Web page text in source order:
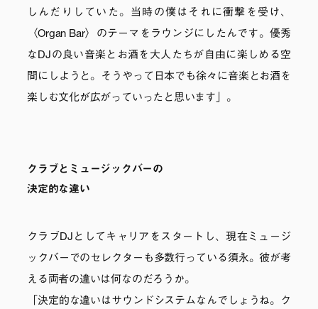
しんだりしていた。当時の僕はそれに衝撃を受け、
〈Organ Bar〉のテーマをラウンジにしたんです。優秀
なDJの良い音楽とお酒を大人たちが自由に楽しめる空
間にしようと。そうやって日本でも徐々に音楽とお酒を
楽しむ文化が広がっていったと思います」。
クラブとミュージックバーの
決定的な違い
クラブDJとしてキャリアをスタートし、現在ミュージ
ックバーでのセレクターも多数行っている須永。彼が考
える両者の違いは何なのだろうか。
「決定的な違いはサウンドシステムなんでしょうね。ク